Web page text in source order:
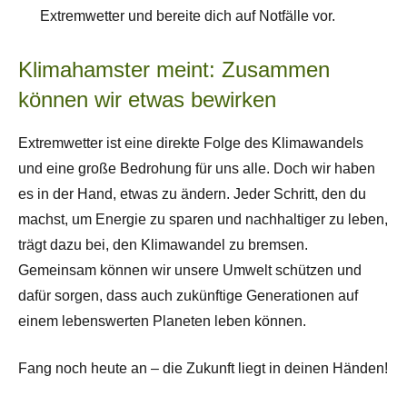
Extremwetter und bereite dich auf Notfälle vor.
Klimahamster meint: Zusammen
können wir etwas bewirken
Extremwetter ist eine direkte Folge des Klimawandels
und eine große Bedrohung für uns alle. Doch wir haben
es in der Hand, etwas zu ändern. Jeder Schritt, den du
machst, um Energie zu sparen und nachhaltiger zu leben,
trägt dazu bei, den Klimawandel zu bremsen.
Gemeinsam können wir unsere Umwelt schützen und
dafür sorgen, dass auch zukünftige Generationen auf
einem lebenswerten Planeten leben können.
Fang noch heute an – die Zukunft liegt in deinen Händen!